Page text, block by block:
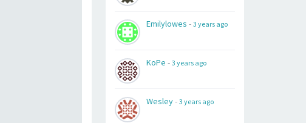
Emilylowes - 3 years ago
KoPe - 3 years ago
Wesley- 3 years ago